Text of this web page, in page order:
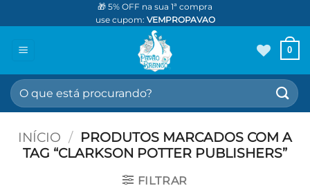
to
🎁 5% OFF na sua 1ª compra
use cupom: VEMPROPAVAO
0
Pesquisar
por:
INÍCIO / PRODUTOS MARCADOS COM A
TAG “CLARKSON POTTER PUBLISHERS”
FILTRAR